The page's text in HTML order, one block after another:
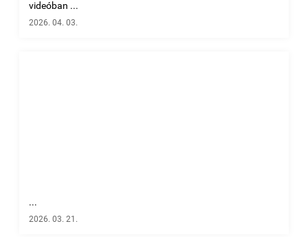
videóban ...
2026. 04. 03.
...
2026. 03. 21.